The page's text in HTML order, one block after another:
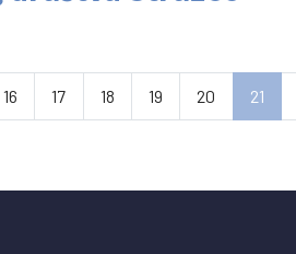
16 17 18 19 20 21